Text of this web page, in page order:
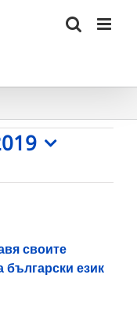
своите
български език